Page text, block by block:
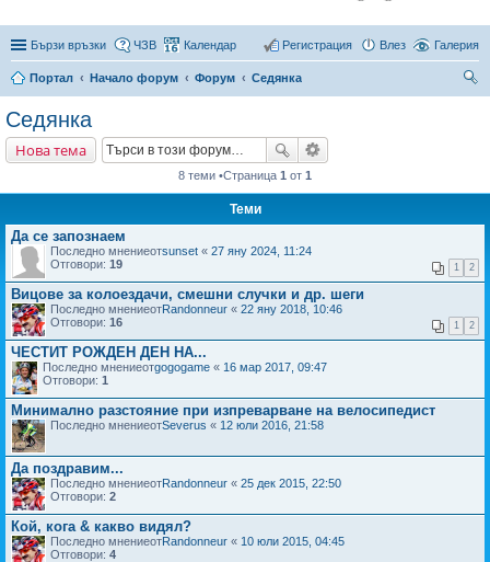
Бързи връзки Галерия
ЧЗВ Календар Влез
Регистрация
Портал Начало форум Форум
Седянка
Седянка
Нова тема
8 теми •Страница 1 от 1
Теми
Да се запознаем
Последно мнениеотsunset « 27 яну 2024, 11:24
Отговори: 19 1 2
Вицове за колоездачи, смешни случки и др. шеги
Последно мнениеотRandonneur « 22 яну 2018, 10:46
Отговори: 16 1 2
ЧЕСТИТ РОЖДЕН ДЕН НА...
Последно мнениеотgogogame « 16 мар 2017, 09:47
Отговори: 1
Минимално разстояние при изпреварване на велосипедист
Последно мнениеотSeverus « 12 юли 2016, 21:58
Да поздравим...
Последно мнениеотRandonneur « 25 дек 2015, 22:50
Отговори: 2
Кой, кога & какво видял?
Последно мнениеотRandonneur « 10 юли 2015, 04:45
Отговори: 4